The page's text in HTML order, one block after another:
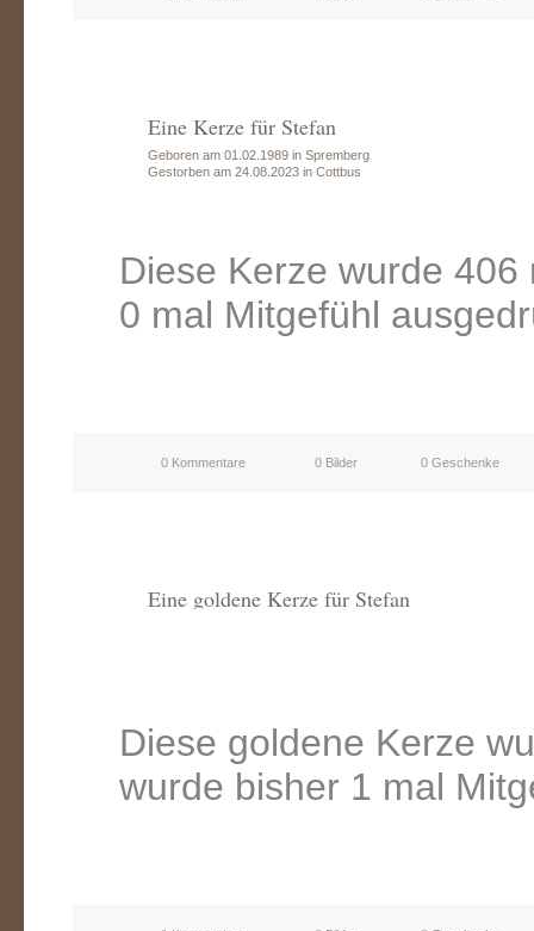
Eine Kerze für Stefan
Geboren am 01.02.1989 in Spremberg
Gestorben am 24.08.2023 in Cottbus
Diese Kerze wurde
0 mal Mitgefühl
0 Kommentare 0 Bilder 0 Geschenke
Eine goldene Kerze für Stefan
Diese goldene Kerze
wurde bisher 1 mal